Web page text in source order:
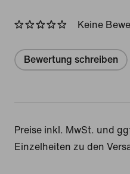
Keine
Bewertung schreiben
Preise inkl. MwSt. und
Einzelheiten zu den